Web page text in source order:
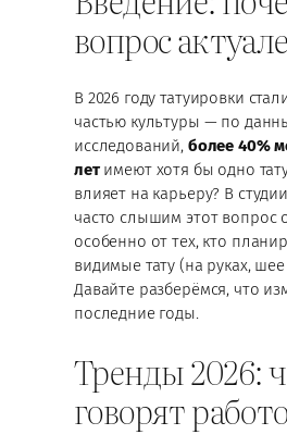
вопрос
В 2026 году татуировки
частью культуры — по
исследований, более 40%
летимеют хотя бы одно
влияет на карьеру? В студии
часто слышим этот вопрос
особенно от тех, кто
видимые тату (на руках,
Давайте разберёмся, что
последние годы.
Тренды 2026:
говорят